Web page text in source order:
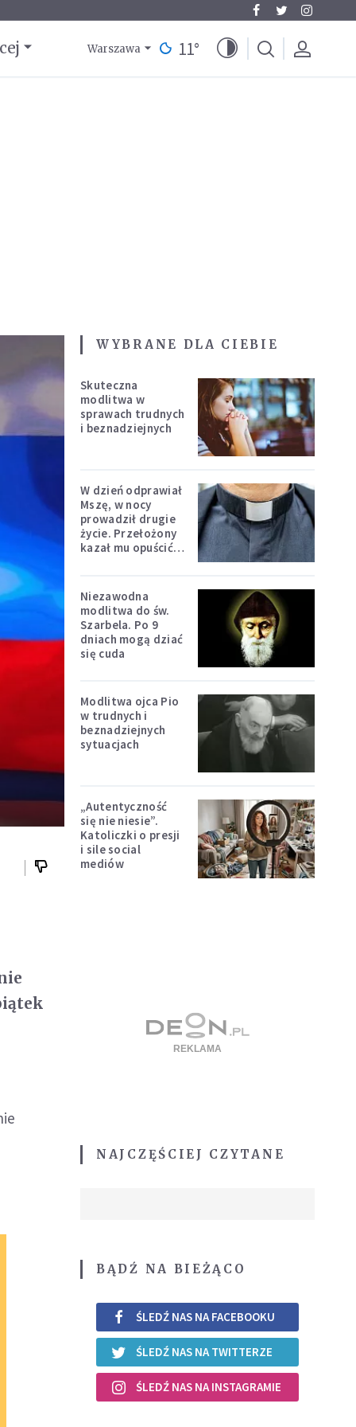
Warszawa 11°
WYBRANE DLA CIEBIE
Skuteczna
modlitwa w
sprawach trudnych
i beznadziejnych
W dzień odprawiał
Mszę, w nocy
prowadził drugie
życie. Przełożony
kazał mu opuścić
Niezawodna
modlitwa do św.
Szarbela. Po 9
dniach mogą dziać
się cuda
Modlitwa ojca Pio
w trudnych i
beznadziejnych
sytuacjach
„Autentyczność
się nie niesie”.
Katoliczki o presji
i sile social
mediów
NAJCZĘŚCIEJ CZYTANE
BĄDŹ NA BIEŻĄCO
ŚLEDŹ NAS NA FACEBOOKU
ŚLEDŹ NAS NA TWITTERZE
ŚLEDŹ NAS NA INSTAGRAMIE